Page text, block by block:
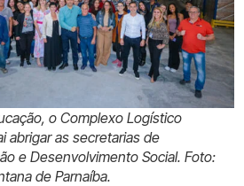
o Complexo Logístico
abrigar as secretarias de
e Desenvolvimento Social. Foto:
de Parnaíba.